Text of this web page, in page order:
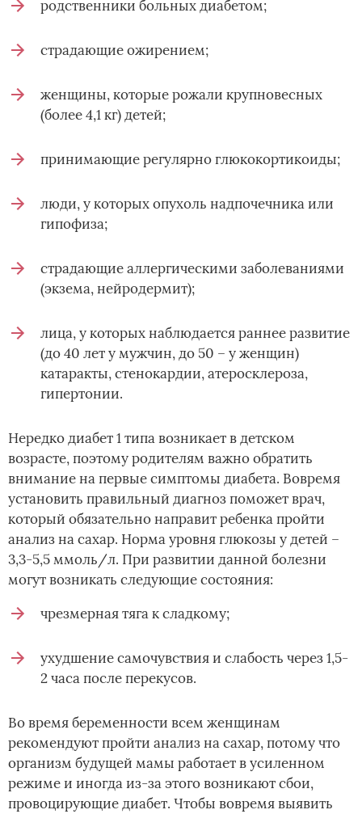
родственники больных диабетом;
страдающие ожирением;
женщины, которые рожали крупновесных
(более 4,1 кг) детей;
принимающие регулярно глюкокортикоиды;
люди, у которых опухоль надпочечника или
гипофиза;
страдающие аллергическими заболеваниями
(экзема, нейродермит);
лица, у которых наблюдается раннее развитие
(до 40 лет у мужчин, до 50 – у женщин)
катаракты, стенокардии, атеросклероза,
гипертонии.
Нередко диабет 1 типа возникает в детском
возрасте, поэтому родителям важно обратить
внимание на первые симптомы диабета. Вовремя
установить правильный диагноз поможет врач,
который обязательно направит ребенка пройти
анализ на сахар. Норма уровня глюкозы у детей –
3,3-5,5 ммоль/л. При развитии данной болезни
могут возникать следующие состояния:
чрезмерная тяга к сладкому;
ухудшение самочувствия и слабость через 1,5-
2 часа после перекусов.
Во время беременности всем женщинам
рекомендуют пройти анализ на сахар, потому что
организм будущей мамы работает в усиленном
режиме и иногда из-за этого возникают сбои,
провоцирующие диабет. Чтобы вовремя выявить